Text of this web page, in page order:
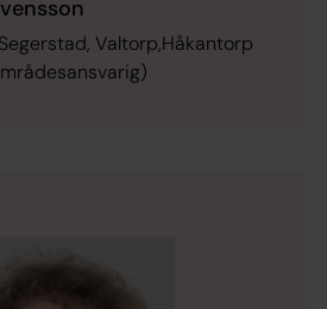
Valtorp,Håkantorp